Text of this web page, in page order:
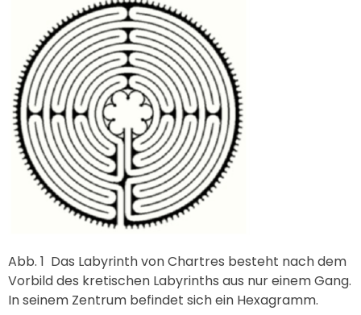
Abb. 1 Das Labyrinth von Chartres besteht nach dem
Vorbild des kretischen Labyrinths aus nur einem Gang.
In seinem Zentrum befindet sich ein Hexagramm.